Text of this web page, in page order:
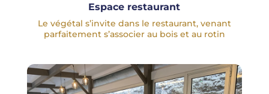
Espace restaurant
Le végétal s’invite dans le restaurant, venant
parfaitement s’associer au bois et au rotin